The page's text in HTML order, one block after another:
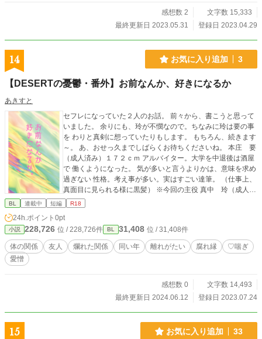
感想数 2
文字数 15,333
最終更新日 2023.05.31
登録日 2023.04.29
14 お気に入り追加 3
【DESERTの憂鬱・番外】お前なんか、好きになるか
あきすと
セフレになっていた２人のお話。 前々から、書こうと思って
いました。 余りにも、玲が不憫なので。ちなみに玲は要の事
を わりと真剣に想っていたりもします。 もちろん、続きます
～。 あ、おせっ久までしばらくお待ちくださいね。 本庄 要
（成人済み）１７２ｃｍ アルバイター。大学を中退後は酒屋
で 働くようになった。 気が多いと言うよりかは、意味を求め
過ぎない 性格。考え事が多い。実はすごい達筆。 （仕事上、
真面目に見られる様に黒髪） ※今回の主役 真中 玲（成人済
み）１７９ｃｍ 要のセフレ。なかなか本気になってくれない
なくてガッカリ。 璃端（ri-ha）（２１歳）１８４ｃｍ 日仏の
ハーフ。元モデルでもあり かなりの美形。発言や考えがかな
り独特。 要の事はなぜか執着している。 匂いフェチ。繊細な
ロマンチスト。 （髪の色は、ホワイトブロンド） ※今回、直
合いしていました。 が、別れてしまったのでその少し後のお
話です。 詳しくはシリーズをお読みいただくと分かりやすい
BL 連載中 短編 R18
24h.ポイント 0pt
小説 228,726 位 / 228,726件 BL 31,408 位 / 31,408件
体の関係 友人 爛れた関係 同い年 離れがたい 腐れ縁
♡喘ぎ
愛憎
感想数 0
文字数 14,493
最終更新日 2024.06.12
登録日 2023.07.24
15 お気に入り追加 33